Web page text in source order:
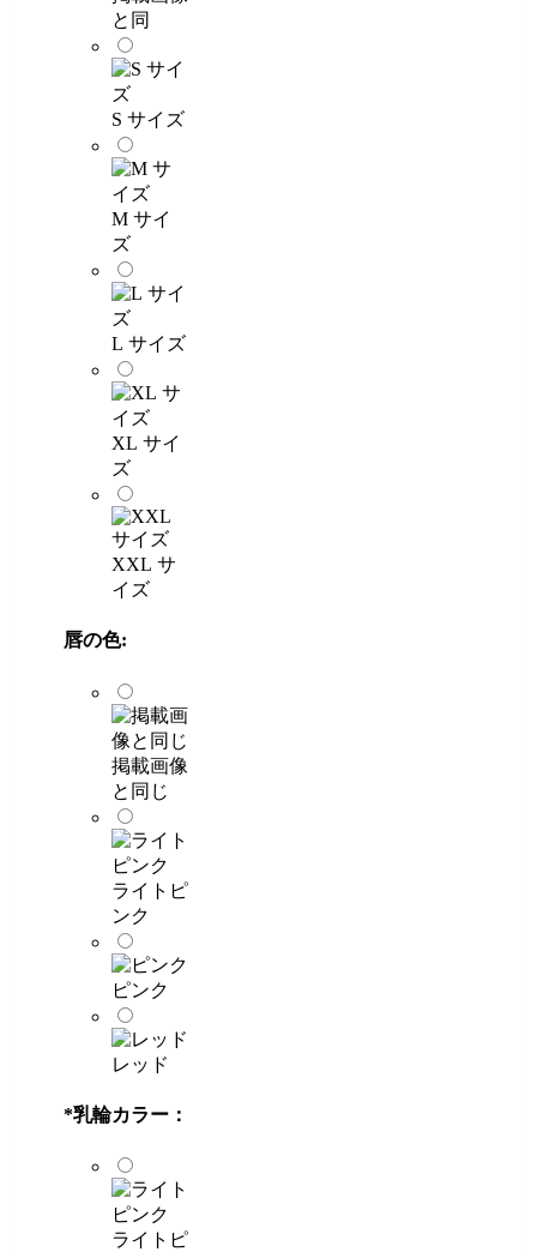
と同
S サイズ
M サイ
ズ
L サイズ
XL サイ
ズ
XXL サ
イズ
唇の色:
掲載画像
と同じ
ライトピ
ンク
ピンク
レッド
*乳輪カラー：
ライトピ